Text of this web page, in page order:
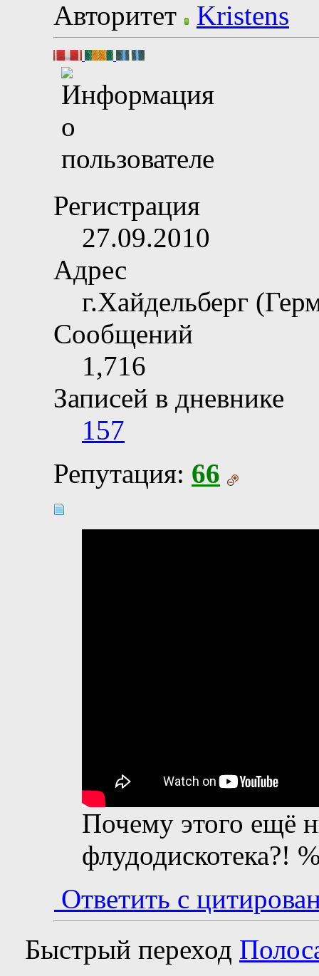
Авторитет
Регистрация
27.09.2010
Адрес
г.Хайдельберг
Сообщений
1,716
Записей в дневнике
157
Репутация: 66
Почему этого ещё
флудодискотека?!
Ответить с
Быстрый переход